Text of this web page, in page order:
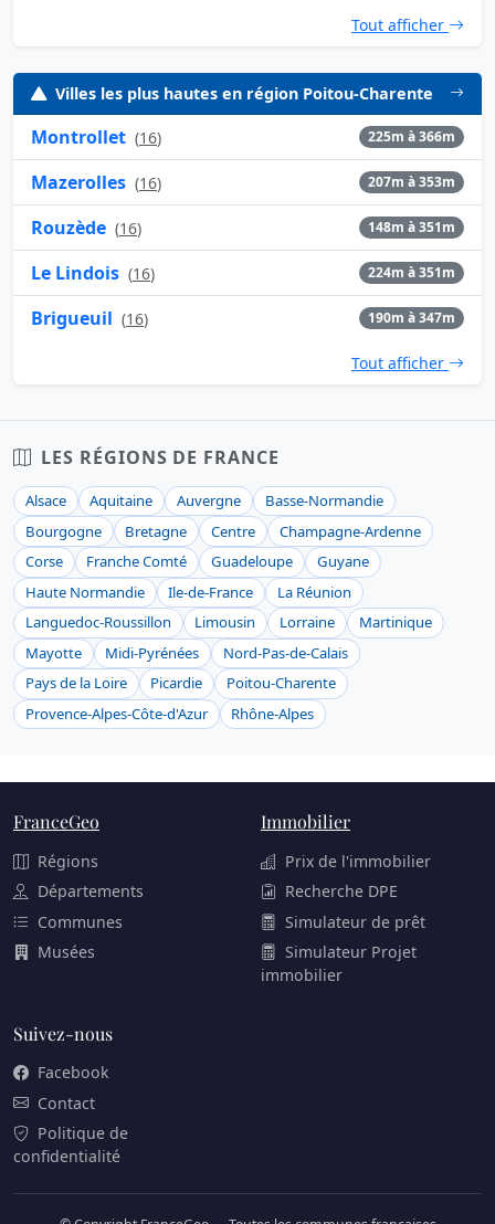
Tout afficher
Villes les plus hautes en région Poitou-Charente
Montrollet (16) 225m à 366m
Mazerolles (16) 207m à 353m
Rouzède (16) 148m à 351m
Le Lindois (16) 224m à 351m
Brigueuil (16) 190m à 347m
Tout afficher
LES RÉGIONS DE FRANCE
Alsace Aquitaine Auvergne
Basse-Normandie
Bourgogne
Bretagne Centre
Champagne-Ardenne
Corse
Franche Comté Guadeloupe
Guyane
Haute Normandie
Ile-de-France
La Réunion
Languedoc-Roussillon
Limousin Lorraine
Martinique
Mayotte
Midi-Pyrénées
Nord-Pas-de-Calais
Pays de la Loire
Picardie
Poitou-Charente
Provence-Alpes-Côte-d'Azur
Rhône-Alpes
FranceGeo
Régions
Départements
Communes
Musées
Immobilier
Prix de l'immobilier
Recherche DPE
Simulateur de prêt
Simulateur Projet
immobilier
Suivez-nous
Facebook
Contact
Politique de
confidentialité